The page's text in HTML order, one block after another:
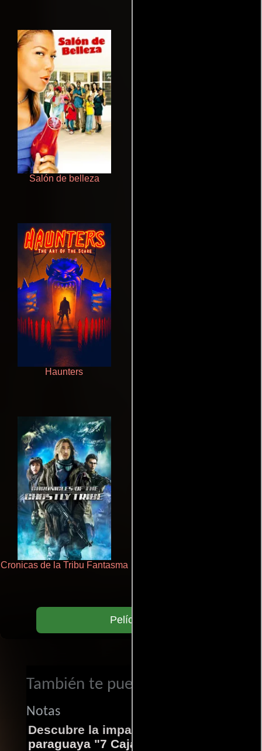
Salón de belleza
Haunters
Cronicas de la Tribu Fantasma
Películas
También te puede interesar...
Notas
Descubre la impactante película
paraguaya "7 Cajas"